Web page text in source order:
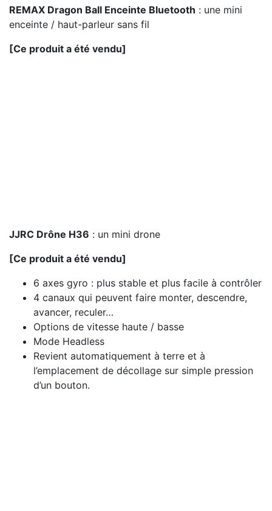
REMAX Dragon Ball Enceinte Bluetooth : une mini
enceinte / haut-parleur sans fil
[Ce produit a été vendu]
JJRC Drône H36 : un mini drone
[Ce produit a été vendu]
6 axes gyro : plus stable et plus facile à contrôler
4 canaux qui peuvent faire monter, descendre,
avancer, reculer…
Options de vitesse haute / basse
Mode Headless
Revient automatiquement à terre et à
l’emplacement de décollage sur simple pression
d’un bouton.